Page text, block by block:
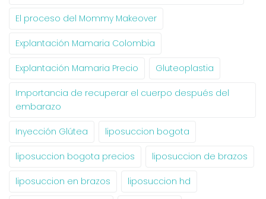
El proceso del Mommy Makeover
Explantación Mamaria Colombia
Explantación Mamaria Precio Gluteoplastia
Importancia de recuperar el cuerpo después del
embarazo
Inyección Glútea liposuccion bogota
liposuccion bogota precios liposuccion de brazos
liposuccion en brazos liposuccion hd